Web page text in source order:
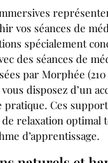
vos séances de
spécialement
des séances de
par Morphée (210
disposez d’un
Ces
relaxation optimal
d’apprentissage.